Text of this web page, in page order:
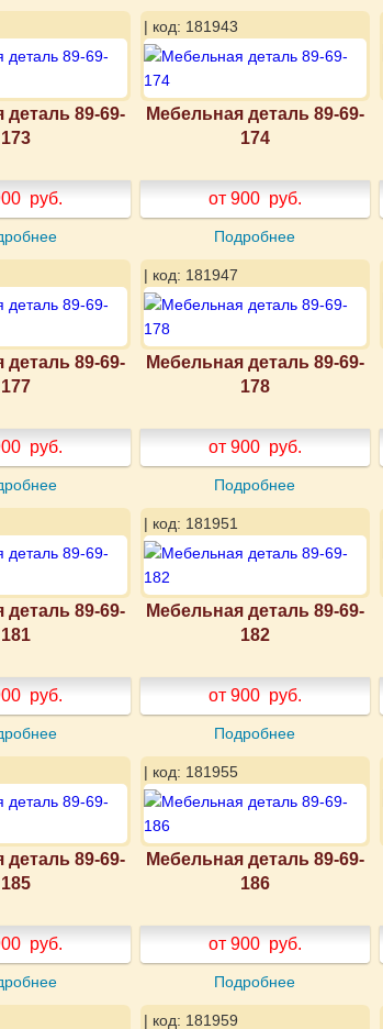
деталь 89-69-
173
руб.
| код: 181943
Мебельная деталь 89-69-
174
от 900 руб.
Подробнее
деталь 89-69-
177
руб.
| код: 181947
Мебельная деталь 89-69-
178
от 900 руб.
Подробнее
деталь 89-69-
181
руб.
| код: 181951
Мебельная деталь 89-69-
182
от 900 руб.
Подробнее
деталь 89-69-
185
руб.
| код: 181955
Мебельная деталь 89-69-
186
от 900 руб.
Подробнее
| код: 181959